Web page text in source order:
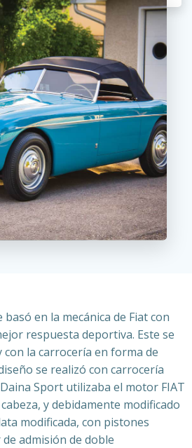
en la mecánica de Fiat con
respuesta deportiva. Este se
con la carrocería en forma de
se realizó con carrocería
Sport utilizaba el motor FIAT
y debidamente modificado
modificada, con pistones
admisión de doble